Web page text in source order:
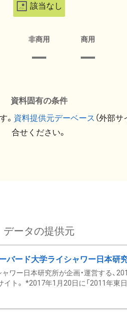
該当なし
非商用 商用
資料固有の条件
。 資料提供元デーベース （外部
合せください。
データの提供元
バード大学ライシャワー日本研
ワー日本研究所が企画・運営する、
ト。 *2017年1月20日に「2011年東